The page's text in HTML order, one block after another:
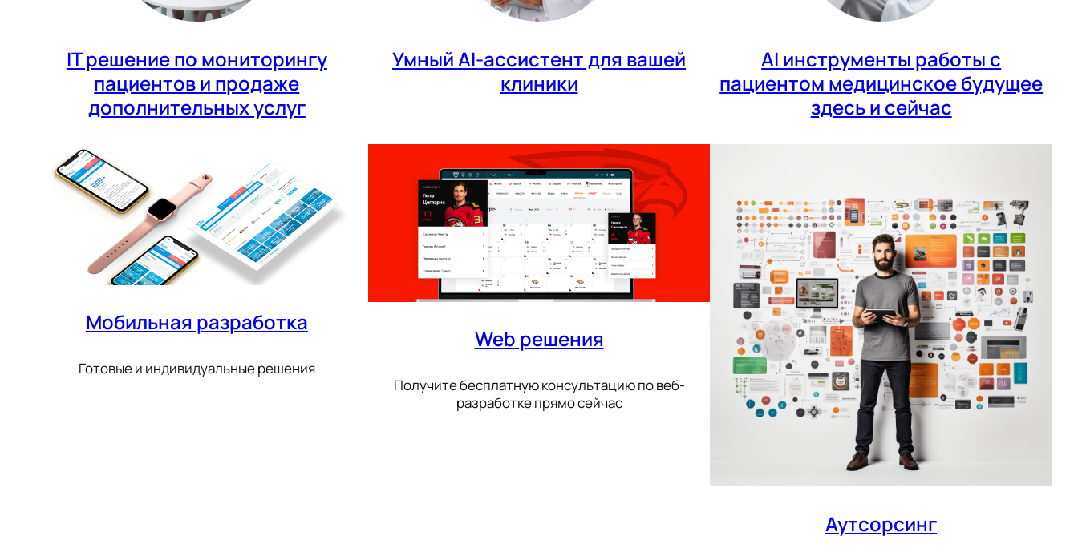
IT решение по мониторингу
пациентов и продаже
дополнительных услуг
Умный AI-ассистент для вашей
клиники
AI инструменты работы с
пациентом медицинское будущее
здесь и сейчас
Мобильная разработка
Готовые и индивидуальные решения
Web решения
Получите бесплатную консультацию по веб-
разработке прямо сейчас
Аутсорсинг